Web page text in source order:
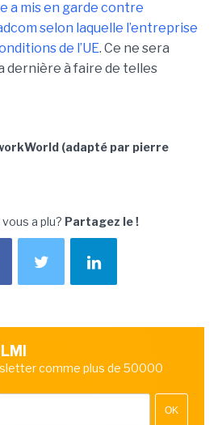
a mis en garde contre
selon laquelle l’entreprise
de l’UE. Ce ne sera
dernière à faire de telles
(adapté par pierre
a plu? Partagez le !
comme plus de 50000
OK